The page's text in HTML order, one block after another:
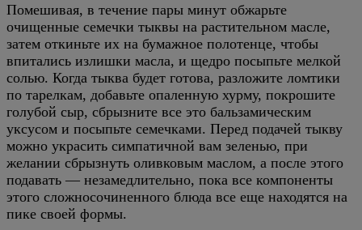
Помешивая, в течение пары минут обжарьте
очищенные семечки тыквы на растительном масле,
затем откиньте их на бумажное полотенце, чтобы
впитались излишки масла, и щедро посыпьте мелкой
солью. Когда тыква будет готова, разложите ломтики
по тарелкам, добавьте опаленную хурму, покрошите
голубой сыр, сбрызните все это бальзамическим
уксусом и посыпьте семечками. Перед подачей тыкву
можно украсить симпатичной вам зеленью, при
желании сбрызнуть оливковым маслом, а после этого
подавать — незамедлительно, пока все компоненты
этого сложносочиненного блюда все еще находятся на
пике своей формы.